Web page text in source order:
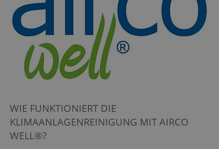
WIE FUNKTIONIERT DIE
KLIMAANLAGENREINIGUNG MIT AIRCO
WELL®?